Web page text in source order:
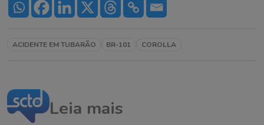
ACIDENTE EM TUBARÃO BR-101 COROLLA
Leia mais